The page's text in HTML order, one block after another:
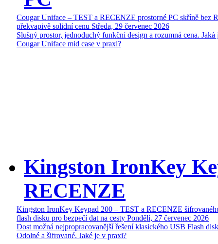
Cougar Uniface – TEST a RECENZE prostorné PC skříně bez
překvapivě solidní cenu Středa, 29 červenec 2026
Slušný prostor, jednoduchý funkční design a rozumná cena. Jaká
Cougar Uniface mid case v praxi?
Kingston IronKey
RECENZE
Kingston IronKey Keypad 200 – TEST a RECENZE
flash disku pro bezpečí dat na cesty Pondělí, 27 červenec 2026
Dost možná nejpropracovanější řešení klasického USB Flash
Odolné a šifrované. Jaké je v praxi?